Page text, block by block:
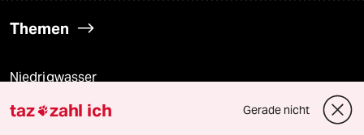
Themen
Niedrigwasser
Rente
taz zahl ich Gerade nicht